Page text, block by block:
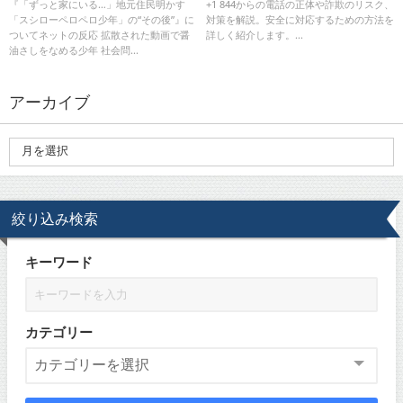
の反応
『「ずっと家にいる…」地元住民明かす
「スシローペロペロ少年」の“その後”』に
ついてネットの反応 拡散された動画で醤
油さしをなめる少年 社会問...
+1 844からの電話の正体や詐欺のリスク、
対策を解説。安全に対応するための方法を
詳しく紹介します。...
アーカイブ
絞り込み検索
キーワード
カテゴリー